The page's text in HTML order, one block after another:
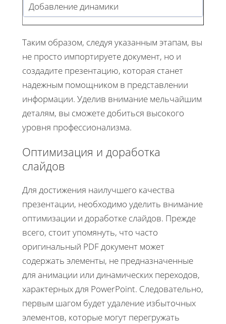
Добавление динамики
Таким образом, следуя указанным этапам, вы
не просто импортируете документ, но и
создадите презентацию, которая станет
надежным помощником в представлении
информации. Уделив внимание мельчайшим
деталям, вы сможете добиться высокого
уровня профессионализма.
Оптимизация и доработка
слайдов
Для достижения наилучшего качества
презентации, необходимо уделить внимание
оптимизации и доработке слайдов. Прежде
всего, стоит упомянуть, что часто
оригинальный PDF документ может
содержать элементы, не предназначенные
для анимации или динамических переходов,
характерных для PowerPoint. Следовательно,
первым шагом будет удаление избыточных
элементов, которые могут перегружать